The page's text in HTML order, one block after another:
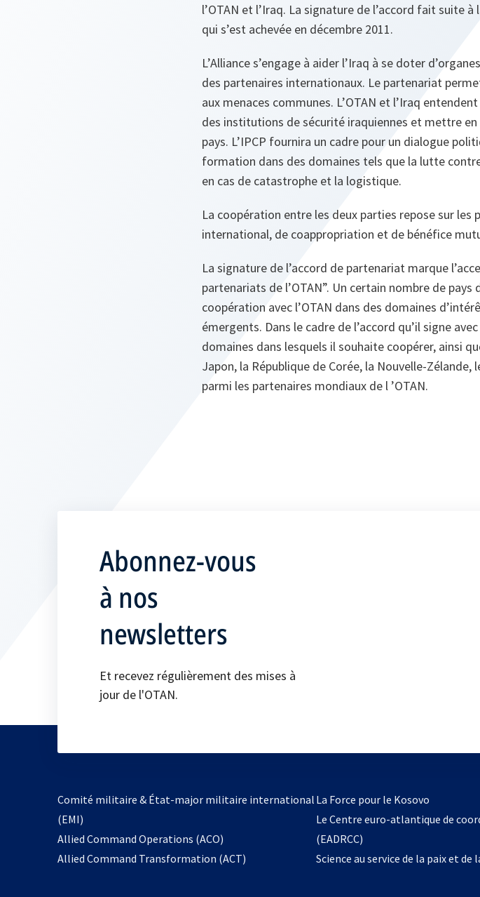
l’OTAN et l’Iraq. La signature de l’accord fait suite
qui s’est achevée en décembre 2011.
L’Alliance s’engage à aider l’Iraq à se doter
des partenaires internationaux. Le partenariat
aux menaces communes. L’OTAN et l’Iraq
des institutions de sécurité iraquiennes et mettre
pays. L’IPCP fournira un cadre pour un dialogue
formation dans des domaines tels que la lutte
en cas de catastrophe et la logistique.
La coopération entre les deux parties repose sur
international, de coappropriation et de bénéfice
La signature de l’accord de partenariat marque
partenariats de l’OTAN”. Un certain nombre de
coopération avec l’OTAN dans des domaines
émergents. Dans le cadre de l’accord qu’il signe
domaines dans lesquels il souhaite coopérer, ainsi
Japon, la République de Corée, la Nouvelle-
parmi les partenaires mondiaux de l ’OTAN.
Abonnez-vous
à nos
newsletters
Et recevez régulièrement des mises à
jour de l'OTAN.
Comité militaire & État-major militaire international
(EMI)
Allied Command Operations (ACO)
dans
Allied Command Transformation (ACT)
La Force pour le Kosovos’ouvre
dans
nouvel
Le Centre euro-atlantique de
(EADRCC)
Science au service de la paix et de